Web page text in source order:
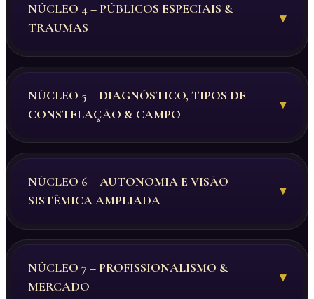
NÚCLEO 4 – PÚBLICOS ESPECIAIS &
TRAUMAS
▾
NÚCLEO 5 – DIAGNÓSTICO, TIPOS DE
CONSTELAÇÃO & CAMPO
▾
NÚCLEO 6 – AUTONOMIA E VISÃO
SISTÊMICA AMPLIADA
▾
NÚCLEO 7 – PROFISSIONALISMO &
MERCADO
▾